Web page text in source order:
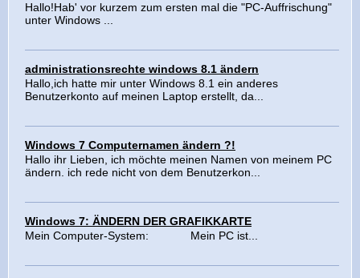
Hallo!Hab' vor kurzem zum ersten mal die "PC-Auffrischung"
unter Windows ...
administrationsrechte windows 8.1 ändern
Hallo,ich hatte mir unter Windows 8.1 ein anderes
Benutzerkonto auf meinen Laptop erstellt, da...
Windows 7 Computernamen ändern ?!
Hallo ihr Lieben, ich möchte meinen Namen von meinem PC
ändern. ich rede nicht von dem Benutzerkon...
Windows 7: ÄNDERN DER GRAFIKKARTE
Mein Computer-System: Mein PC ist...